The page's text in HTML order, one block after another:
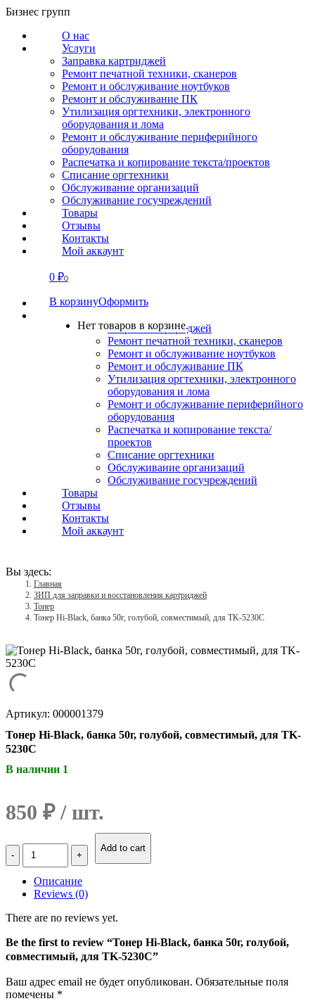
Перейти
содержанию
Бизнес групп
О нас
Услуги
Заправка картриджей
Ремонт печатной техники, сканеров
Ремонт и обслуживание ноутбуков
Ремонт и обслуживание ПК
Утилизация оргтехники, электронного
оборудования и лома
Ремонт и обслуживание периферийного
оборудования
Распечатка и копирование текста/проектов
Списание оргтехники
Обслуживание организаций
Обслуживание госучреждений
Товары
Отзывы
Контакты
Мой аккаунт
0 ₽0
В корзинуОформить
Нет товаров в корзине.
СВЯЗАТЬСЯ
О нас
Заправка картриджей
Ремонт печатной техники, сканеров
Ремонт и обслуживание ноутбуков
Ремонт и обслуживание ПК
Утилизация оргтехники, электронного
оборудования и лома
Ремонт и обслуживание периферийного
оборудования
Распечатка и копирование текста/
проектов
Списание оргтехники
Обслуживание организаций
Обслуживание госучреждений
Товары
Отзывы
Контакты
Мой аккаунт
Вы здесь:
Главная
ЗИП для заправки и восстановления картриджей
Тонер
Тонер Hi-Black, банка 50г, голубой, совместимый, для TK-5230C
Артикул: 000001379
Тонер Hi-Black, банка 50г, голубой, совместимый, для TK-
5230C
В наличии 1
850 ₽
Количество
Тонер
Black,
банка
50г,
голубой,
совместимый,
для
TK-
5230C
Add to cart
Описание
Reviews (0)
There are no reviews yet.
Be the first to review “Тонер Hi-Black, банка 50г, голубой,
совместимый, для TK-5230C”
Ваш адрес email не будет опубликован. Обязательные поля
помечены *